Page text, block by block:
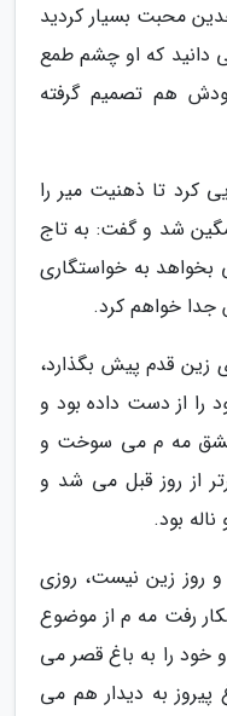
محبت بسیار کردید
دانید که او چشم طمع
هم تصمیم گرفته
کرد تا ذهنیت میر را
شد و گفت: به تاج
به خواستگاری
جدا خواهم کرد.
قدم پیش بگذارد،
را از دست داده بود و
عشق مه م می سوخت و
از روز قبل می شد و
بود.
و روز زین نیست، روزی
رفت مه م از موضوع
خود را به باغ قصر می
پیروز به دیدار هم می